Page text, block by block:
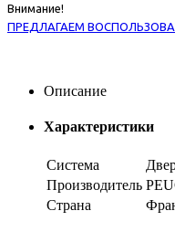
Внимание!
ПРЕДЛАГАЕМ
Описание
Характеристики
Система
Производитель
Страна